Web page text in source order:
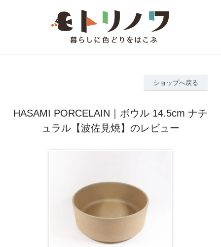
ショップへ戻る
HASAMI PORCELAIN｜ボウル 14.5cm ナチ
ュラル【波佐見焼】のレビュー